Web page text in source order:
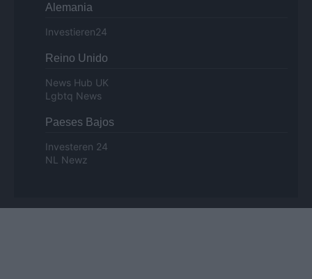
Alemania
Investieren24
Reino Unido
News Hub UK
Lgbtq News
Paeses Bajos
Investeren 24
NL Newz